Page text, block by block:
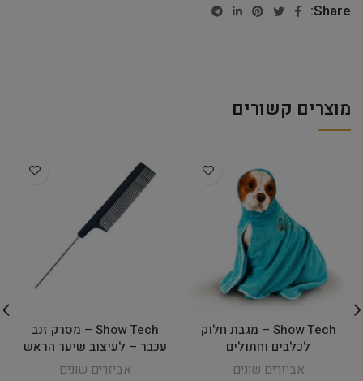
Share:
מוצרים קשורים
Show Tech – מגבת חלוק
לכלבים וחתולים
אביזרים שונים
Show Tech – מסרק זנב
עכבר – לעיצוב שיער הראש
אביזרים שונים